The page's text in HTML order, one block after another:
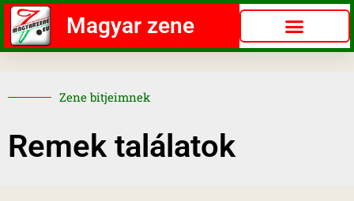
Magyar zene
Zene bitjeimnek
Remek találatok